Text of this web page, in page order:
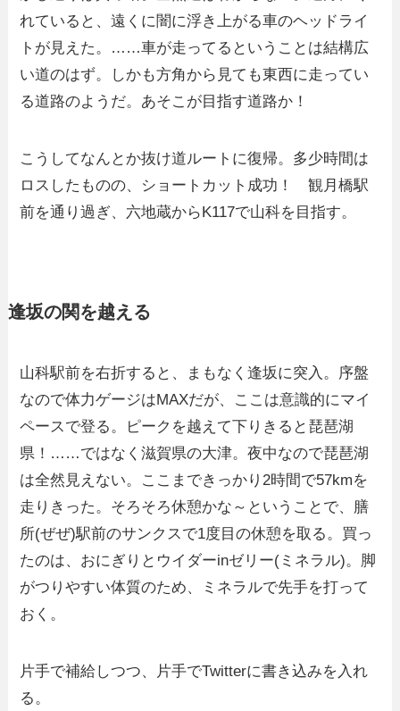
れていると、遠くに闇に浮き上がる車のヘッドライ
トが見えた。……車が走ってるということは結構広
い道のはず。しかも方角から見ても東西に走ってい
る道路のようだ。あそこが目指す道路か！
こうしてなんとか抜け道ルートに復帰。多少時間は
ロスしたものの、ショートカット成功！ 観月橋駅
前を通り過ぎ、六地蔵からK117で山科を目指す。
逢坂の関を越える
山科駅前を右折すると、まもなく逢坂に突入。序盤
なので体力ゲージはMAXだが、ここは意識的にマイ
ペースで登る。ピークを越えて下りきると琵琶湖
県！……ではなく滋賀県の大津。夜中なので琵琶湖
は全然見えない。ここまできっかり2時間で57kmを
走りきった。そろそろ休憩かな～ということで、膳
所(ぜぜ)駅前のサンクスで1度目の休憩を取る。買っ
たのは、おにぎりとウイダーinゼリー(ミネラル)。脚
がつりやすい体質のため、ミネラルで先手を打って
おく。
片手で補給しつつ、片手でTwitterに書き込みを入れ
る。